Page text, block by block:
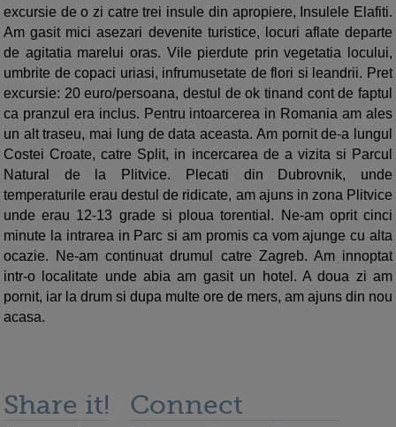
excursie de o zi catre trei insule din apropiere, Insulele Elafiti.
Am gasit mici asezari devenite turistice, locuri aflate departe
de agitatia marelui oras. Vile pierdute prin vegetatia locului,
umbrite de copaci uriasi, infrumusetate de flori si leandrii. Pret
excursie: 20 euro/persoana, destul de ok tinand cont de faptul
ca pranzul era inclus. Pentru intoarcerea in Romania am ales
un alt traseu, mai lung de data aceasta. Am pornit de-a lungul
Costei Croate, catre Split, in incercarea de a vizita si Parcul
Natural de la Plitvice. Plecati din Dubrovnik, unde
temperaturile erau destul de ridicate, am ajuns in zona Plitvice
unde erau 12-13 grade si ploua torential. Ne-am oprit cinci
minute la intrarea in Parc si am promis ca vom ajunge cu alta
ocazie. Ne-am continuat drumul catre Zagreb. Am innoptat
intr-o localitate unde abia am gasit un hotel. A doua zi am
pornit, iar la drum si dupa multe ore de mers, am ajuns din nou
acasa.
Share it! Connect